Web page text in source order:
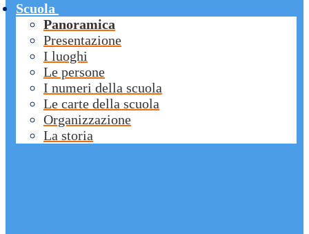
Scuola
Panoramica
Presentazione
I luoghi
Le persone
I numeri della scuola
Le carte della scuola
Organizzazione
La storia